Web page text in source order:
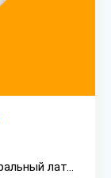
натуральный латекс